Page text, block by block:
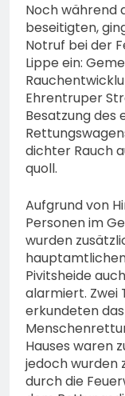
Noch während
beseitigten,
Notruf bei der
Lippe ein:
Ehrentruper
Besatzung
dichter Rauch
quoll.
Aufgrund von
Personen im
wurden
Pivitsheide
alarmiert. Zwei
erkundeten
Hauses waren
jedoch wurden
durch die